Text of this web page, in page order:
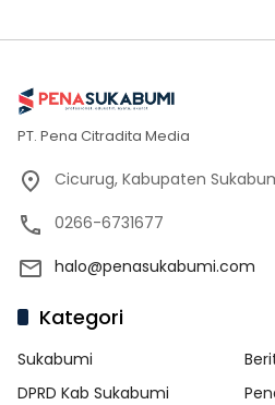
PT. Pena Citradita Media
Cicurug, Kabupaten
0266-6731677
halo@penasukabumi.com
Kategori
Sukabumi
DPRD Kab Sukabumi